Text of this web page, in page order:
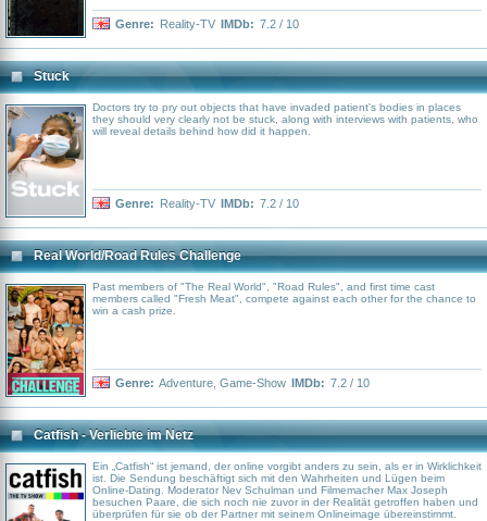
Genre: Reality-TV IMDb: 7.2 / 10
Stuck
Doctors try to pry out objects that have invaded patient's bodies in places
they should very clearly not be stuck, along with interviews with patients, who
will reveal details behind how did it happen.
Genre: Reality-TV IMDb: 7.2 / 10
Real World/Road Rules Challenge
Past members of "The Real World", "Road Rules", and first time cast
members called "Fresh Meat", compete against each other for the chance to
win a cash prize.
Genre: Adventure Game-Show IMDb: 7.2 / 10
Catfish - Verliebte im Netz
Ein „Catfish“ ist jemand, der online vorgibt anders zu sein, als er in Wirklichkeit
ist. Die Sendung beschäftigt sich mit den Wahrheiten und Lügen beim
Online-Dating. Moderator Nev Schulman und Filmemacher Max Joseph
besuchen Paare, die sich noch nie zuvor in der Realität getroffen haben und
überprüfen für sie ob der Partner mit seinem Onlineimage übereinstimmt.